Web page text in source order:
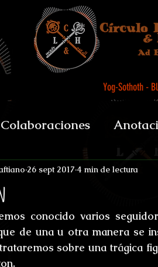
Yog-Sothoth -
Colaboraciones
et alii Biografías y
Tenebris
26 sept 2017 4 min de lectura
conocido varios
de una u otra manera se
sobre una trágica